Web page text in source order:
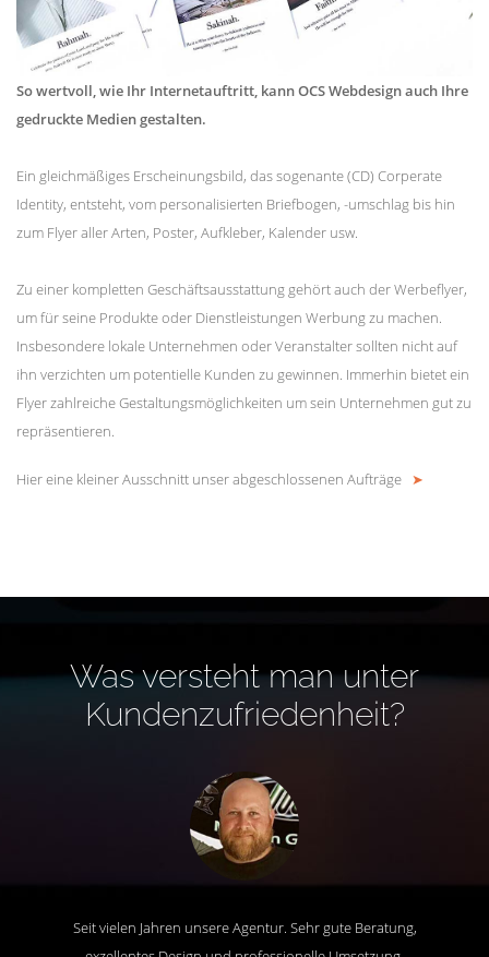
So wertvoll, wie Ihr Internetauftritt, kann OCS Webdesign auch Ihre
gedruckte Medien gestalten.
Ein gleichmäßiges Erscheinungsbild, das sogenante (CD) Corperate
Identity, entsteht, vom personalisierten Briefbogen, -umschlag bis hin
zum Flyer aller Arten, Poster, Aufkleber, Kalender usw.
Zu einer kompletten Geschäftsausstattung gehört auch der Werbeflyer,
um für seine Produkte oder Dienstleistungen Werbung zu machen.
Insbesondere lokale Unternehmen oder Veranstalter sollten nicht auf
ihn verzichten um potentielle Kunden zu gewinnen. Immerhin bietet ein
Flyer zahlreiche Gestaltungsmöglichkeiten um sein Unternehmen gut zu
repräsentieren.
Hier eine kleiner Ausschnitt unser abgeschlossenen Aufträge ➤
Was versteht man unter
Kundenzufriedenheit?
Seit vielen Jahren unsere Agentur. Sehr gute Beratung,